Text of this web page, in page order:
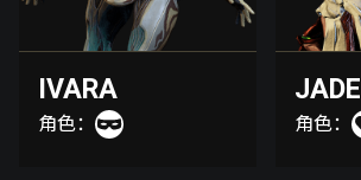
IVARA
角色：
JADE
角色：